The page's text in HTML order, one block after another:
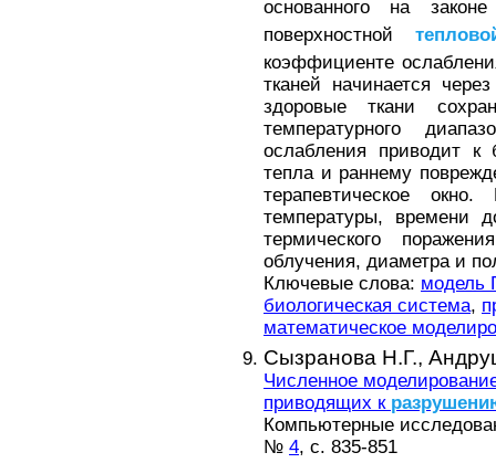
основанного на
поверхностной
коэффициенте
тканей начинается
здоровые ткани
температурного
ослабления приводит к
тепла и раннему
терапевтическое
температуры, времени
термического
облучения, диаметра и
Ключевые слова: модель
биологическая система,
математическое
Сызранова Н.Г.,
Численное
приводящих к
Компьютерные
№ 4, с. 835-851